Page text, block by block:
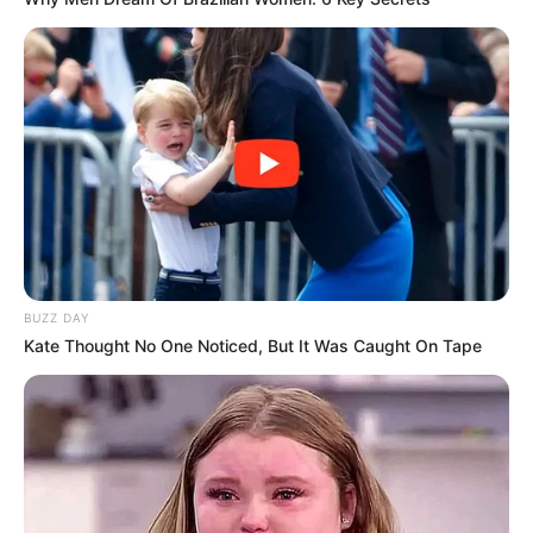
Kölner Treff(WDR | 2017), sebagai Tamu
Abendshow: Live aus Berlin(YouTube | 2017), sebagai Tamu
Neo Magazin(ZDF | 2017), sebagai Tamu
Bayerischer Filmpreis 2015 (Facebook | 2016), sebagai Tamu
Penghargaan
Günter Strack TV Award 2013 – Best Young Actress –
Polizeiruf 110
Bavarian Film Awards 2012 – Best Young Actress –
Monster
Nominasi
German Film Award 2014 – Best Performance by an Actress in
a Supporting Role –Fack ju Göhte
BUZZ DAY
Kate Thought No One Noticed, But It Was Caught On Tape